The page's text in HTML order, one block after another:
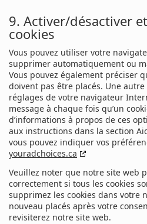
9. Activer/désactiver
cookies
Vous pouvez utiliser votre
supprimer automatiquement ou
Vous pouvez également préciser
doivent pas être placés. Une
réglages de votre navigateur
message à chaque fois qu’un
d’informations à propos de ces
aux instructions dans la section
vous pouvez indiquer vos
youradchoices.ca
Veuillez noter que notre site web
correctement si tous les cookies
supprimez les cookies dans votre
nouveau placés après votre
revisiterez notre site web.